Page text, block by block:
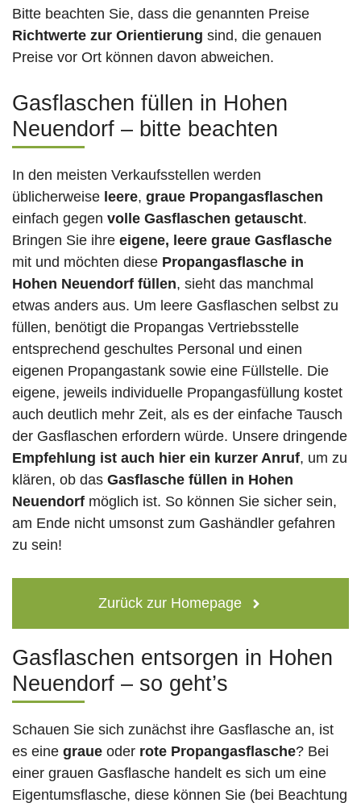
Bitte beachten Sie, dass die genannten Preise
Richtwerte zur Orientierung sind, die genauen
Preise vor Ort können davon abweichen.
Gasflaschen füllen in Hohen
Neuendorf – bitte beachten
In den meisten Verkaufsstellen werden
üblicherweise leere, graue Propangasflaschen
einfach gegen volle Gasflaschen getauscht.
Bringen Sie ihre eigene, leere graue Gasflasche
mit und möchten diese Propangasflasche in
Hohen Neuendorf füllen, sieht das manchmal
etwas anders aus. Um leere Gasflaschen selbst zu
füllen, benötigt die Propangas Vertriebsstelle
entsprechend geschultes Personal und einen
eigenen Propangastank sowie eine Füllstelle. Die
eigene, jeweils individuelle Propangasfüllung kostet
auch deutlich mehr Zeit, als es der einfache Tausch
der Gasflaschen erfordern würde. Unsere dringende
Empfehlung ist auch hier ein kurzer Anruf, um zu
klären, ob das Gasflasche füllen in Hohen
Neuendorf möglich ist. So können Sie sicher sein,
am Ende nicht umsonst zum Gashändler gefahren
zu sein!
Zurück zur Homepage
Gasflaschen entsorgen in Hohen
Neuendorf – so geht’s
Schauen Sie sich zunächst ihre Gasflasche an, ist
es eine graue oder rote Propangasflasche? Bei
einer grauen Gasflasche handelt es sich um eine
Eigentumsflasche, diese können Sie (bei Beachtung